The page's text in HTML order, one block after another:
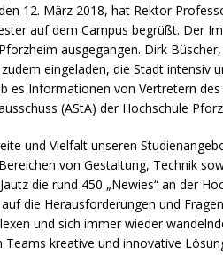
12. März 2018, hat Rektor
auf dem Campus begrüßt. Der
ausgegangen. Dirk
eingeladen, die Stadt intensiv
es Informationen von Vertretern
(AStA) der Hochschule
und Vielfalt unseren
von Gestaltung, Technik
die rund 450 „Newies“ an der
die Herausforderungen und
und sich immer wieder
Teams kreative und innovative